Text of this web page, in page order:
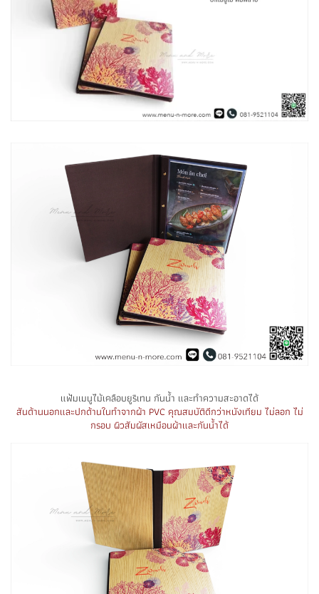
แฟ้มเมนูไม้เคลือบยูริเทน กันน้ำ และทำความสะอาดได้
สันด้านนอกและปกด้านในทำจากผ้า PVC คุณสมบัติดีกว่าหนังเทียม ไม่ลอก ไม่
กรอบ ผิวสัมผัสเหมือนผ้าและกันน้ำได้